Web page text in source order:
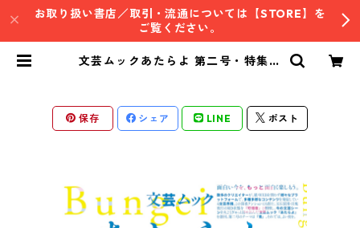
お取り扱い書店／取引・流通については【STORE】を
ご覧ください。
文芸ムックあたらよ 第二号・特集：
保存 シェア LINE ポスト